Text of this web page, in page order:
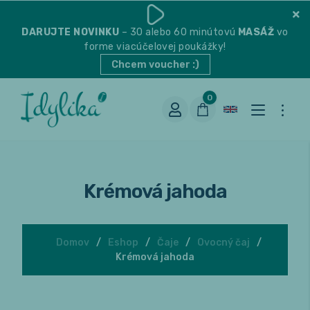
DARUJTE NOVINKU – 30 alebo 60 minútovú MASÁŽ vo
forme viacúčelovej poukážky!
Chcem voucher :)
0
Krémová jahoda
Domov Eshop Čaje
Ovocný čaj
Krémová jahoda